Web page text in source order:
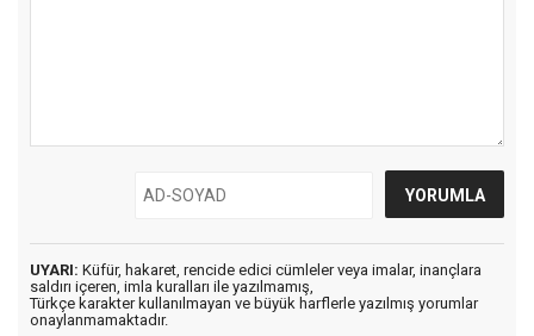
UYARI: Küfür, hakaret, rencide edici cümleler veya imalar, inançlara
saldırı içeren, imla kuralları ile yazılmamış,
Türkçe karakter kullanılmayan ve büyük harflerle yazılmış yorumlar
onaylanmamaktadır.